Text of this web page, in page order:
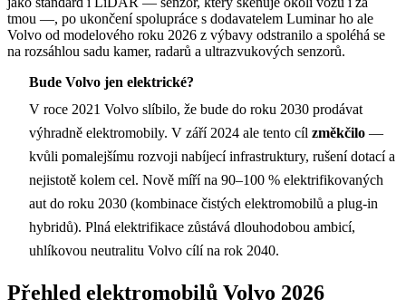
tmou —, po ukončení spolupráce s dodavatelem Luminar ho ale
Volvo od modelového roku 2026 z výbavy odstranilo a spoléhá se
na rozsáhlou sadu kamer, radarů a ultrazvukových senzorů.
Bude Volvo jen elektrické?
V roce 2021 Volvo slíbilo, že bude do roku 2030 prodávat
výhradně elektromobily. V září 2024 ale tento cíl změkčilo —
kvůli pomalejšímu rozvoji nabíjecí infrastruktury, rušení dotací a
nejistotě kolem cel. Nově míří na 90–100 % elektrifikovaných
aut do roku 2030 (kombinace čistých elektromobilů a plug-in
hybridů). Plná elektrifikace zůstává dlouhodobou ambicí,
uhlíkovou neutralitu Volvo cílí na rok 2040.
Přehled elektromobilů Volvo 2026